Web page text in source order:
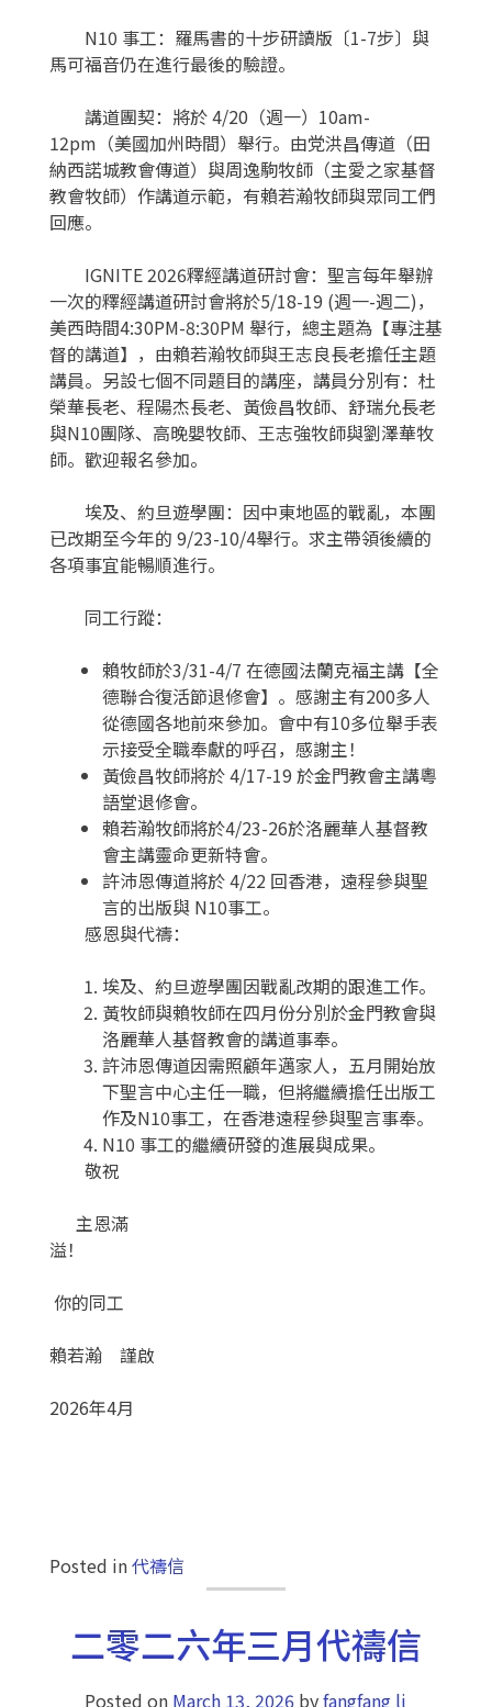
N10 事工： 羅馬書的十步研讀版〔1-7步〕與
馬可福音仍在進行最後的驗證。
講道團契： 將於4/20（週一）10am-
12pm（美國加州時間）舉行。由党洪昌傳道（田
納西諾城教會傳道）與周逸駒牧師（主愛之家基督
教會牧師）作講道示範，有賴若瀚牧師與眾同工們
回應。
IGNITE 2026釋經講道研討會： 聖言每年舉辦
一次的釋經講道研討會將於5/18-19 (週一-週二)，
美西時間4:30PM-8:30PM 舉行，總主題為【專注基
督的講道】，由賴若瀚牧師與王志良長老擔任主題
講員。另設七個不同題目的講座，講員分別有：杜
榮華長老、程陽杰長老、黃儉昌牧師、舒瑞允長老
與N10團隊、高晚嬰牧師、王志強牧師與劉澤華牧
師。歡迎報名參加。
埃及、約旦遊學團： 因中東地區的戰亂，本團
已改期至今年的 9/23-10/4舉行。求主帶領後續的
各項事宜能暢順進行。
同工行蹤：
賴牧師於3/31-4/7 在德國法蘭克福主講【全
德聯合復活節退修會】。感謝主有200多人
從德國各地前來參加。會中有10多位舉手表
示接受全職奉獻的呼召，感謝主！
黃儉昌牧師將於4/17-19 於金門教會主講粵
語堂退修會。
賴若瀚牧師將於4/23-26於洛麗華人基督教
會主講靈命更新特會。
許沛恩傳道將於4/22 回香港，遠程參與聖
言的出版與 N10事工。
感恩與代禱：
埃及、約旦遊學團因戰亂改期的跟進工作。
黃牧師與賴牧師在四月份分別於金門教會與
洛麗華人基督教會的講道事奉。
許沛恩傳道因需照顧年邁家人，五月開始放
下聖言中心主任一職，但將繼續擔任出版工
作及N10事工， 在香港遠程參與聖言事奉。
N10 事工的繼續研發的進展與成果。
敬祝
主恩滿
溢！
你的同工
賴若瀚 謹啟
2026年4月
Posted in代禱信
二零二六年三月代禱信
Posted on March 13, 2026 byfangfang li